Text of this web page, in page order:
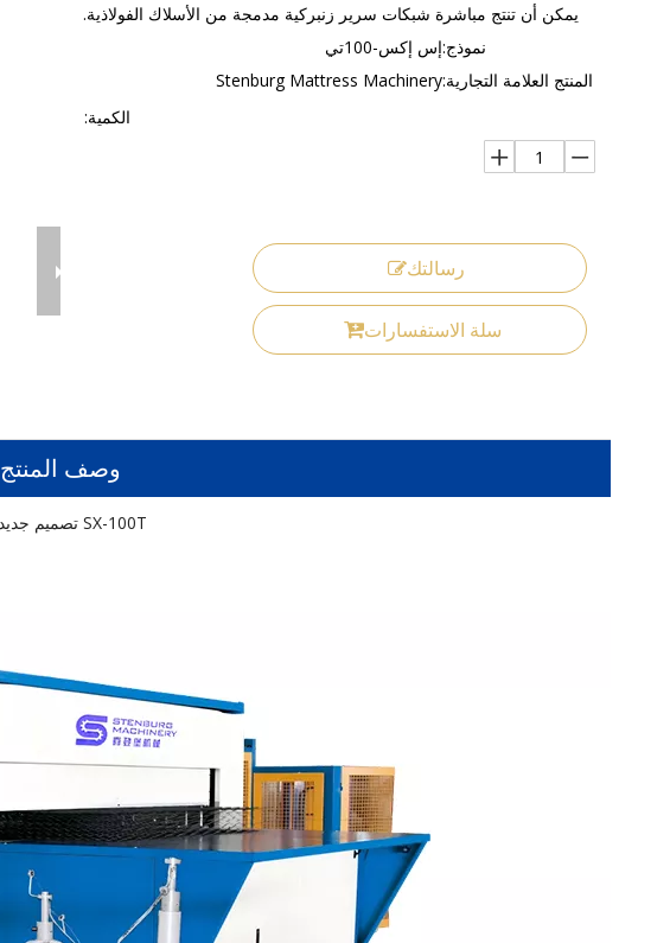
يمكن أن تنتج مباشرة شبكات سرير زنبركية مدمجة من الأسلاك الفولاذية.
نموذج:إس إكس-100تي
المنتج العلامة التجارية:Stenburg Mattress Machinery
الكمية:
رسالتك
سلة الاستفسارات
وصف المنتج